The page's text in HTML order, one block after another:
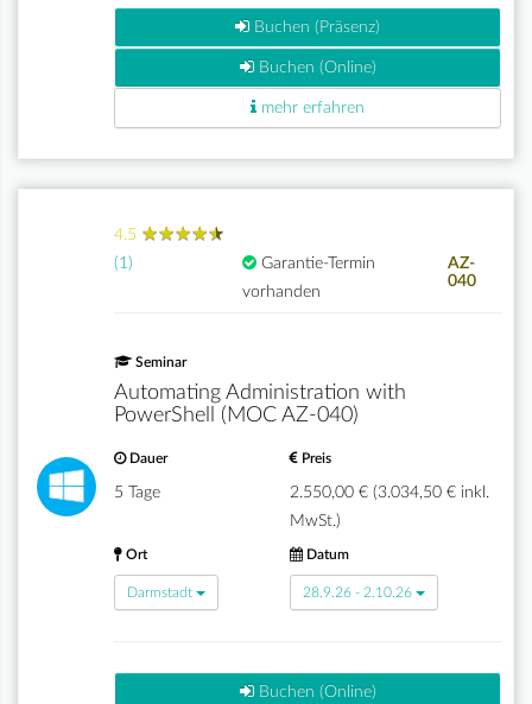
Buchen (Präsenz)
Buchen (Online)
mehr erfahren
4.5 ★★★★★
★★★★★
(1)
Garantie-Termin
vorhanden
AZ-
040
Seminar
Automating Administration with
PowerShell (MOC AZ-040)
Dauer
5 Tage
Preis
2.550,00 € (3.034,50 € inkl.
MwSt.)
Ort
Darmstadt
Datum
28.9.26 - 2.10.26
Buchen (Online)